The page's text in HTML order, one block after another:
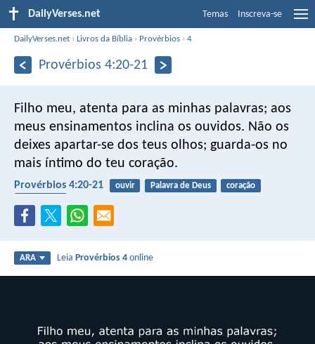
DailyVerses.net Temas Inscreva-se
DailyVerses.net ›Livros da Bíblia › Provérbios ›4
Provérbios 4:20-21
Filho meu, atenta para as minhas palavras; aos
meus ensinamentos inclina os ouvidos. Não os
deixes apartar-se dos teus olhos; guarda-os no
mais íntimo do teu coração.
Provérbios 4:20-21 ouvir Palavra de Deus
coração
ARA LeiaProvérbios 4 online